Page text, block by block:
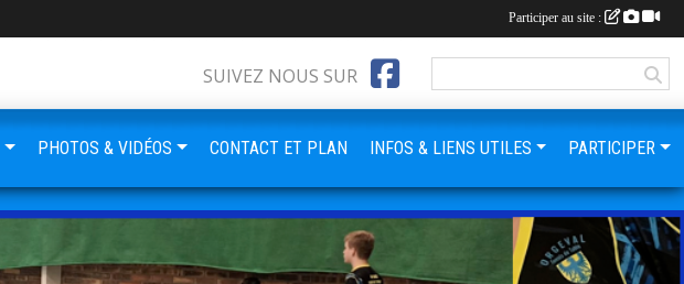
SUIVEZ NOUS SUR
PHOTOS & VIDÉOS CONTACT ET PLAN INFOS & LIENS UTILES PARTICIPER
Participer au site :